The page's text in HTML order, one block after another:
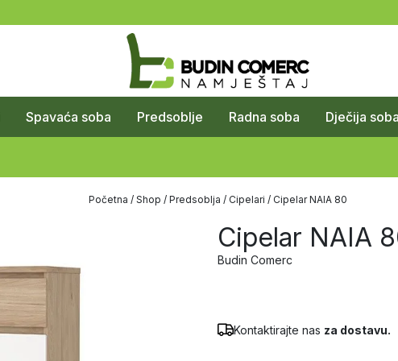
Spavaća soba Predsoblje Radna soba Dječija soba
Početna / Shop / Predsoblja / Cipelari / Cipelar NAIA 80
Cipelar NAIA
Budin Comerc
Kontaktirajte nas za dostavu.